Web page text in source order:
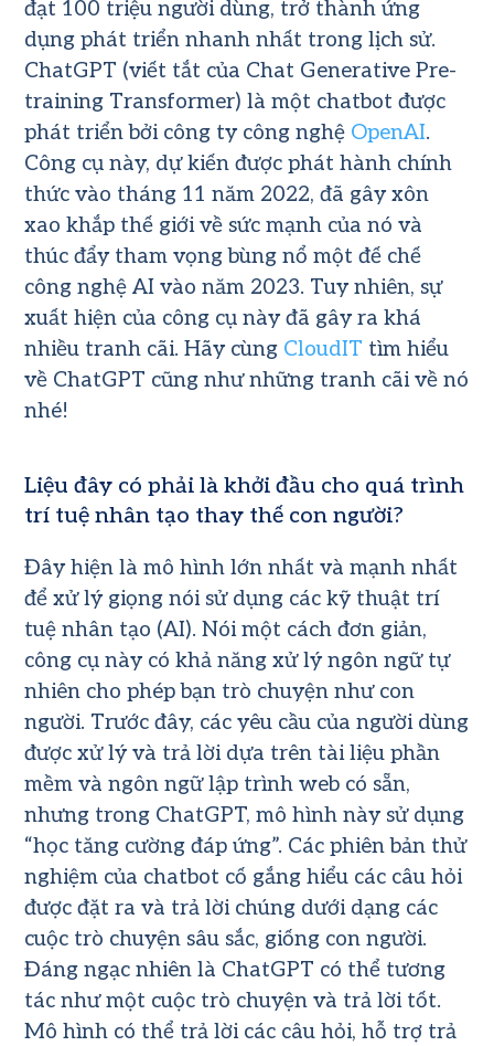
đạt 100 triệu người dùng, trở thành ứng
dụng phát triển nhanh nhất trong lịch sử.
ChatGPT (viết tắt của Chat Generative Pre-
training Transformer) là một chatbot được
phát triển bởi công ty công nghệ OpenAI.
Công cụ này, dự kiến ​​được phát hành chính
thức vào tháng 11 năm 2022, đã gây xôn
xao khắp thế giới về sức mạnh của nó và
thúc đẩy tham vọng bùng nổ một đế chế
công nghệ AI vào năm 2023. Tuy nhiên, sự
xuất hiện của công cụ này đã gây ra khá
nhiều tranh cãi. Hãy cùng CloudIT tìm hiểu
về ChatGPT cũng như những tranh cãi về nó
nhé!
Liệu đây có phải là khởi đầu cho quá trình
trí tuệ nhân tạo thay thế con người?
Đây hiện là mô hình lớn nhất và mạnh nhất
để xử lý giọng nói sử dụng các kỹ thuật trí
tuệ nhân tạo (AI). Nói một cách đơn giản,
công cụ này có khả năng xử lý ngôn ngữ tự
nhiên cho phép bạn trò chuyện như con
người. Trước đây, các yêu cầu của người dùng
được xử lý và trả lời dựa trên tài liệu phần
mềm và ngôn ngữ lập trình web có sẵn,
nhưng trong ChatGPT, mô hình này sử dụng
“học tăng cường đáp ứng”. Các phiên bản thử
nghiệm của chatbot cố gắng hiểu các câu hỏi
được đặt ra và trả lời chúng dưới dạng các
cuộc trò chuyện sâu sắc, giống con người.
Đáng ngạc nhiên là ChatGPT có thể tương
tác như một cuộc trò chuyện và trả lời tốt.
Mô hình có thể trả lời các câu hỏi, hỗ trợ trả